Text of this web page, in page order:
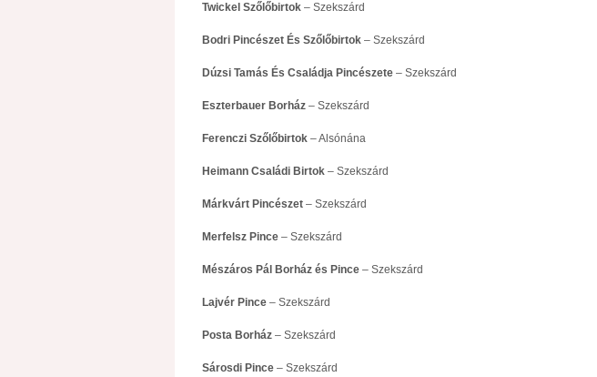
Twickel Szőlőbirtok – Szekszárd
Bodri Pincészet És Szőlőbirtok – Szekszárd
Dúzsi Tamás És Családja Pincészete – Szekszárd
Eszterbauer Borház – Szekszárd
Ferenczi Szőlőbirtok – Alsónána
Heimann Családi Birtok – Szekszárd
Márkvárt Pincészet – Szekszárd
Merfelsz Pince – Szekszárd
Mészáros Pál Borház és Pince – Szekszárd
Lajvér Pince – Szekszárd
Posta Borház – Szekszárd
Sárosdi Pince – Szekszárd